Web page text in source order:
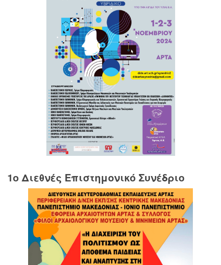
1o Διεθνές Επιστημονικό Συνέδριο